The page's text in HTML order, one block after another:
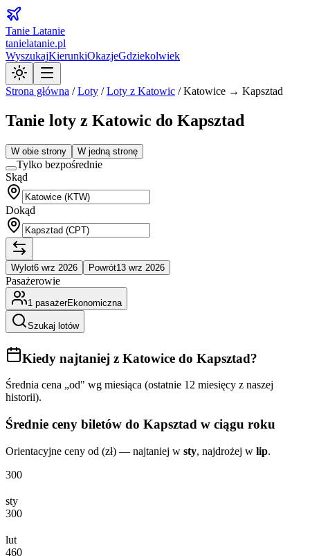
Tanie Latanie
tanielatanie.pl
WyszukajKierunkiOkazjeGdziekolwiek
Strona główna /Loty /Loty z Katowic /Katowice → Kapsztad
Tanie loty z Katowic do Kapsztad
W obie strony W jedną stronę
Tylko bezpośrednie
Skąd
Dokąd
Wylot6 wrz 2026 Powrót13 wrz 2026
Pasażerowie
1 pasażerEkonomiczna
Szukaj lotów
Kiedy najtaniej z Katowice do Kapsztad?
Średnia cena „od" wg miesiąca (ostatnie 12 miesięcy z naszej
historii).
Średnie ceny biletów do Kapsztad w ciągu roku
Orientacyjne ceny od (zł) — najtaniej w sty, najdrożej w lip.
300
sty
300
lut
460